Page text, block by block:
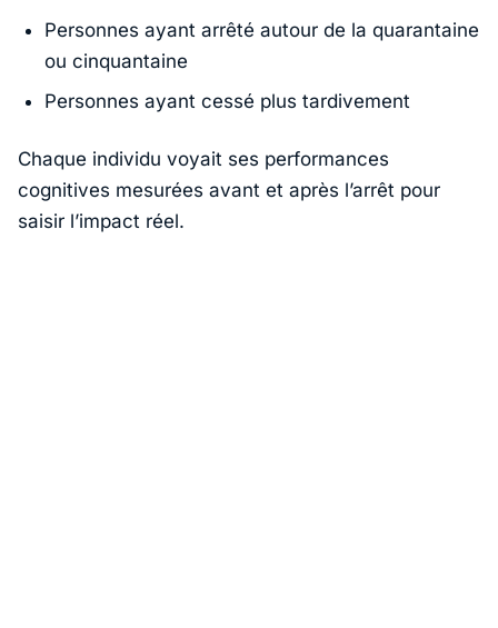
Personnes ayant arrêté autour de la quarantaine
ou cinquantaine
Personnes ayant cessé plus tardivement
Chaque individu voyait ses performances
cognitives mesurées avant et après l’arrêt pour
saisir l’impact réel.